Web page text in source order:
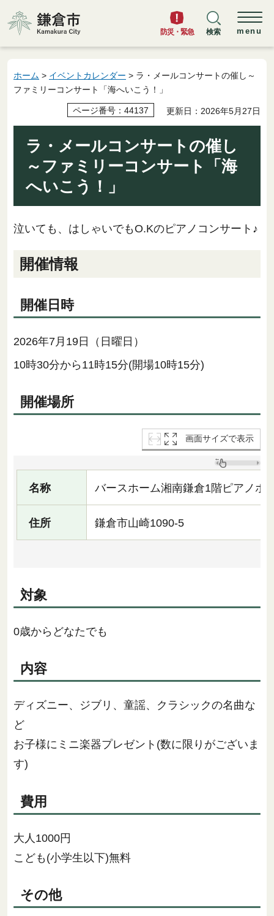
鎌倉市
防災・緊急 検索 menu
ホーム > イベントカレンダー > ラ・メールコンサートの催し～
ファミリーコンサート「海へいこう！」
ページ番号：44137 更新日：2026年5月27日
ラ・メールコンサートの催し
～ファミリーコンサート「海
へいこう！」
泣いても、はしゃいでもO.Kのピアノコンサート♪
開催情報
開催日時
2026年7月19日（日曜日）
10時30分から11時15分(開場10時15分)
開催場所
画面サイズで表示
名称 バースホーム湘南鎌倉1階ピアノホ
住所 鎌倉市山崎1090-5
対象
0歳からどなたでも
内容
ディズニー、ジブリ、童謡、クラシックの名曲な
ど
お子様にミニ楽器プレゼント(数に限りがございま
す)
費用
大人1000円
こども(小学生以下)無料
その他